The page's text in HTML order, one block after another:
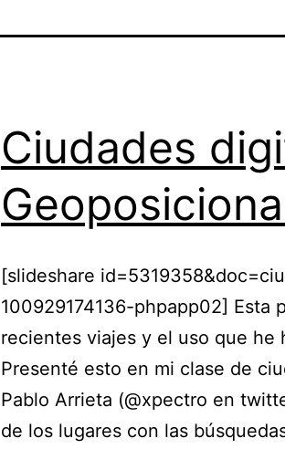
Ciudades
[slideshare
100929174136-phpapp02] Esta
recientes viajes y el uso que
Presenté esto en mi clase de
Pablo Arrieta (@xpectro en
de los lugares con las